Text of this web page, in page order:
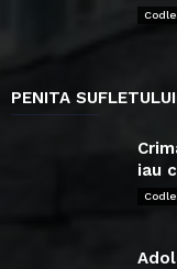
PENITA SUFLETULUI
iau